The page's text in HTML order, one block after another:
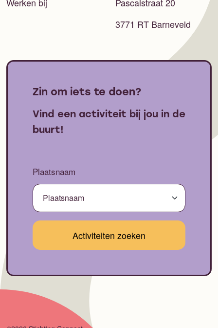
3771 RT Barneveld
Zin om iets te doen?
Vind een activiteit bij jou in de
buurt!
Plaatsnaam